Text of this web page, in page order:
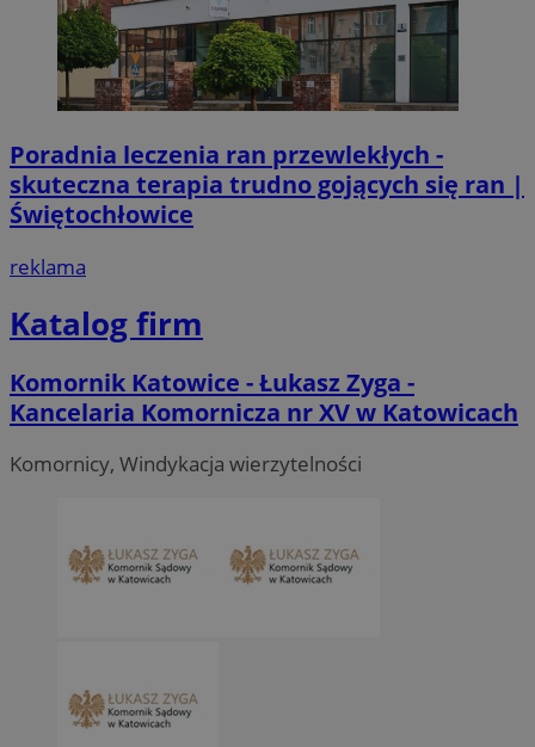
Poradnia leczenia ran przewlekłych -
skuteczna terapia trudno gojących się ran |
Świętochłowice
reklama
Katalog firm
Komornik Katowice - Łukasz Zyga -
Kancelaria Komornicza nr XV w Katowicach
Komornicy, Windykacja wierzytelności